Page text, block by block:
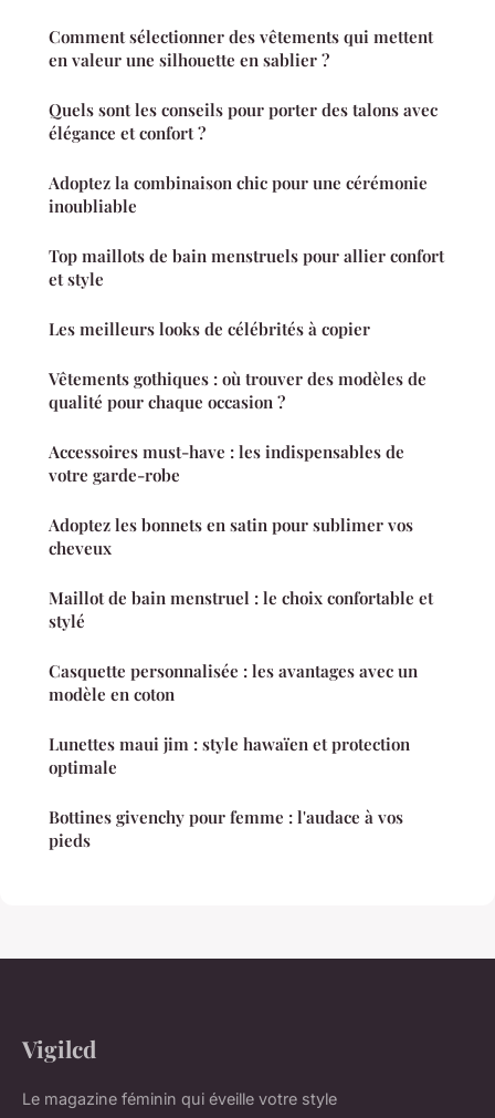
Comment sélectionner des vêtements qui mettent
en valeur une silhouette en sablier ?
Quels sont les conseils pour porter des talons avec
élégance et confort ?
Adoptez la combinaison chic pour une cérémonie
inoubliable
Top maillots de bain menstruels pour allier confort
et style
Les meilleurs looks de célébrités à copier
Vêtements gothiques : où trouver des modèles de
qualité pour chaque occasion ?
Accessoires must-have : les indispensables de
votre garde-robe
Adoptez les bonnets en satin pour sublimer vos
cheveux
Maillot de bain menstruel : le choix confortable et
stylé
Casquette personnalisée : les avantages avec un
modèle en coton
Lunettes maui jim : style hawaïen et protection
optimale
Bottines givenchy pour femme : l'audace à vos
pieds
Vigilcd
Le magazine féminin qui éveille votre style